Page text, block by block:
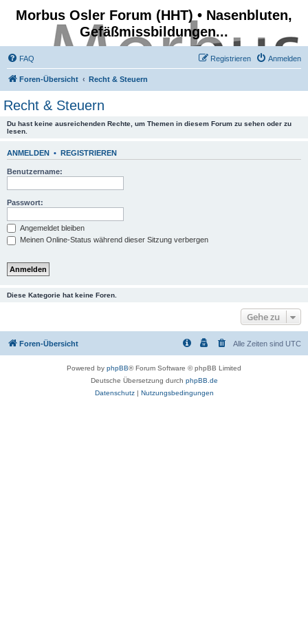
Morbus Osler Forum (HHT) • Nasenbluten,
Gefäßmissbildungen...
FAQ Anmelden
Registrieren
Foren-Übersicht Recht & Steuern
Recht & Steuern
Du hast keine ausreichenden Rechte, um Themen in diesem Forum zu sehen oder zu
lesen.
ANMELDEN • REGISTRIEREN
Benutzername:
Passwort:
Angemeldet bleiben
Meinen Online-Status während dieser Sitzung verbergen
Diese Kategorie hat keine Foren.
Gehe zu
Foren-Übersicht Alle Zeiten sind UTC
Powered by phpBB® Forum Software © phpBB Limited
Deutsche Übersetzung durch phpBB.de
Datenschutz| Nutzungsbedingungen